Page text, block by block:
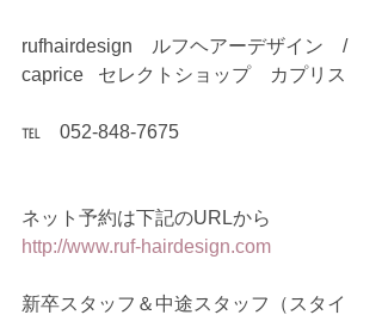
rufhairdesign　ルフヘアーデザイン　/
caprice   セレクトショップ　カプリス
℡　052-848-7675
ネット予約は下記のURLから
http://www.ruf-hairdesign.com
新卒スタッフ＆中途スタッフ（スタイ